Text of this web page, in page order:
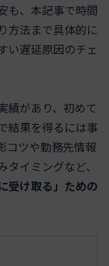
も、本記事で時間
方法まで具体的に
い遅延原因のチェ
績があり、初めて
結果を得るには事
コツや勤務先情報
イミングなど、
受け取る」ための